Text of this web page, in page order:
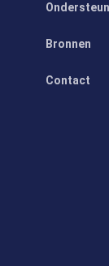
Bronnen
Contact